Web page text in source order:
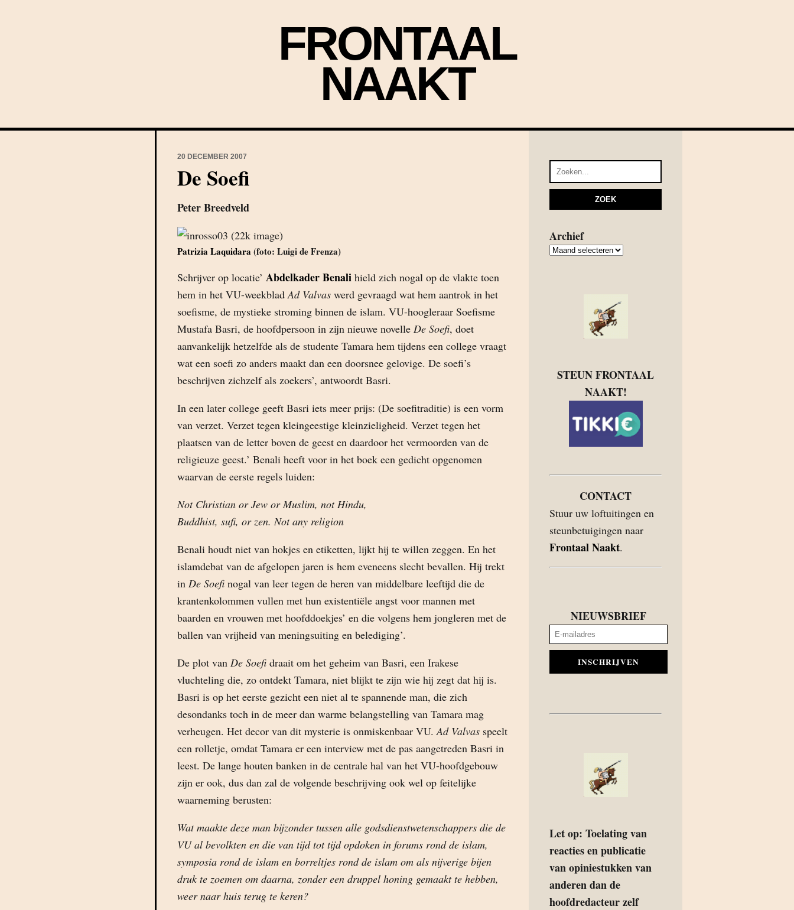
FRONTAAL
NAAKT
20 DECEMBER 2007
De Soefi
Peter Breedveld
Patrizia Laquidara (foto: Luigi de Frenza)
Schrijver op locatie’ Abdelkader Benali hield zich nogal op de vlakte toen
hem in het VU-weekbladAd Valvas werd gevraagd wat hem aantrok in het
soefisme, de mystieke stroming binnen de islam. VU-hoogleraar Soefisme
Mustafa Basri, de hoofdpersoon in zijn nieuwe novelle De Soefi, doet
aanvankelijk hetzelfde als de studente Tamara hem tijdens een college vraagt
wat een soefi zo anders maakt dan een doorsnee gelovige. De soefi’s
beschrijven zichzelf als zoekers’, antwoordt Basri.
In een later college geeft Basri iets meer prijs: (De soefitraditie) is een vorm
van verzet. Verzet tegen kleingeestige kleinzieligheid. Verzet tegen het
plaatsen van de letter boven de geest en daardoor het vermoorden van de
religieuze geest.’ Benali heeft voor in het boek een gedicht opgenomen
waarvan de eerste regels luiden:
Not Christian or Jew or Muslim, not Hindu,
Buddhist, sufi, or zen. Not any religion
Benali houdt niet van hokjes en etiketten, lijkt hij te willen zeggen. En het
islamdebat van de afgelopen jaren is hem eveneens slecht bevallen. Hij trekt
in De Soefi nogal van leer tegen de heren van middelbare leeftijd die de
krantenkolommen vullen met hun existentiële angst voor mannen met
baarden en vrouwen met hoofddoekjes’ en die volgens hem jongleren met de
ballen van vrijheid van meningsuiting en belediging’.
De plot van De Soefi draait om het geheim van Basri, een Irakese
vluchteling die, zo ontdekt Tamara, niet blijkt te zijn wie hij zegt dat hij is.
Basri is op het eerste gezicht een niet al te spannende man, die zich
desondanks toch in de meer dan warme belangstelling van Tamara mag
verheugen. Het decor van dit mysterie is onmiskenbaar VU.Ad Valvas speelt
een rolletje, omdat Tamara er een interview met de pas aangetreden Basri in
leest. De lange houten banken in de centrale hal van het VU-hoofdgebouw
zijn er ook, dus dan zal de volgende beschrijving ook wel op feitelijke
waarneming berusten:
Wat maakte deze man bijzonder tussen alle godsdienstwetenschappers die de
VU al bevolkten en die van tijd tot tijd opdoken in forums rond de islam,
symposia rond de islam en borreltjes rond de islam om als nijverige bijen
druk te zoemen om daarna, zonder een druppel honing gemaakt te hebben,
weer naar huis terug te keren?
Archief
Archief
STEUN FRONTAAL
NAAKT!
CONTACT
Stuur uw loftuitingen en
steunbetuigingen naar
Frontaal Naakt.
NIEUWSBRIEF
INSCHRIJVEN
Let op: Toelating van
reacties en publicatie
van opiniestukken van
anderen dan de
hoofdredacteur zelf